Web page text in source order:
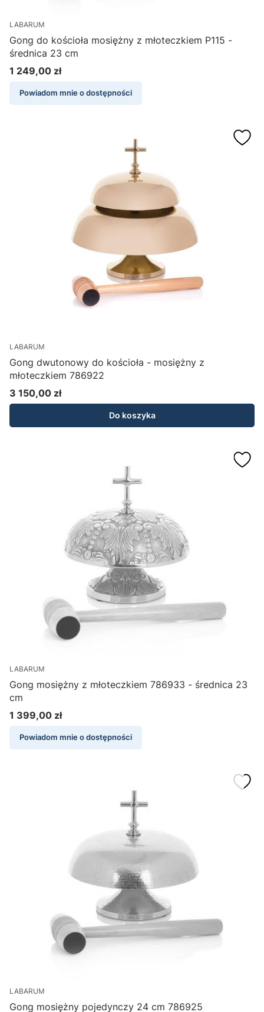
LABARUM
Gong do kościoła mosiężny z młoteczkiem P115 -
średnica 23 cm
Cena
1 249,00 zł
Powiadom mnie o dostępności
LABARUM
Gong dwutonowy do kościoła - mosiężny z
młoteczkiem 786922
Cena
3 150,00 zł
Do koszyka
LABARUM
Gong mosiężny z młoteczkiem 786933 - średnica 23
cm
Cena
1 399,00 zł
Powiadom mnie o dostępności
LABARUM
Gong mosiężny pojedynczy 24 cm 786925